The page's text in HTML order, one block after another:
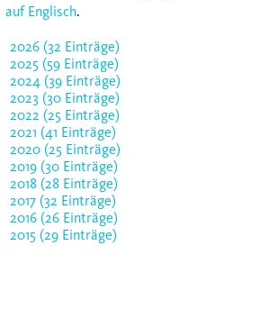
auf Englisch.
2026 (32 Einträge)
2025 (59 Einträge)
2024 (39 Einträge)
2023 (30 Einträge)
2022 (25 Einträge)
2021 (41 Einträge)
2020 (25 Einträge)
2019 (30 Einträge)
2018 (28 Einträge)
2017 (32 Einträge)
2016 (26 Einträge)
2015 (29 Einträge)